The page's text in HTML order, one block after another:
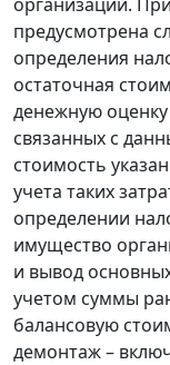
предусмотрена
определения
остаточная
денежную
связанных с
стоимость
учета таких
определении
имущество
и вывод
учетом суммы
балансовую
демонтаж –